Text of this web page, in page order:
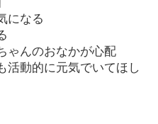
になる
ゃんのおなかが心配
活動的に元気でいてほし